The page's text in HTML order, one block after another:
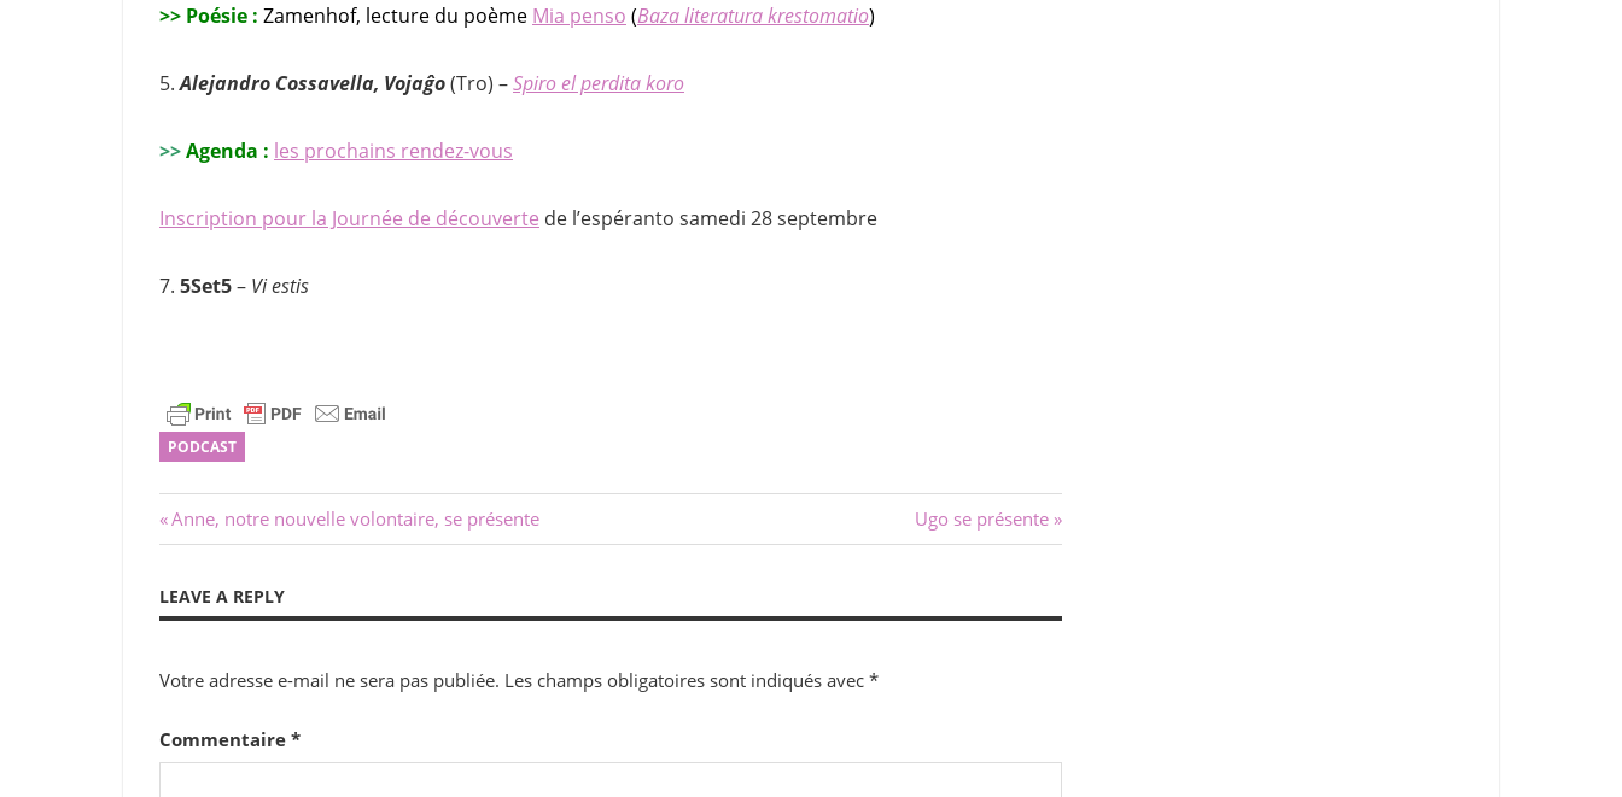
>> Poésie : Zamenhof, lecture du poème Mia penso (Baza literatura krestomatio)
5.Alejandro Cossavella, Vojaĝo(Tro) –Spiro el perdita koro
>>Agenda : les prochains rendez-vous
Inscription pour la Journée de découverte de l’espéranto samedi 28 septembre
7. 5Set5– Vi estis
PODCAST
Navigation
l’article
Previous
Post:
Anne, notre nouvelle volontaire, se présente
Next
Post:
Ugo se présente
LEAVE A REPLY
Votre adresse e-mail ne sera pas publiée. Les champs obligatoires sont indiqués avec *
Commentaire *